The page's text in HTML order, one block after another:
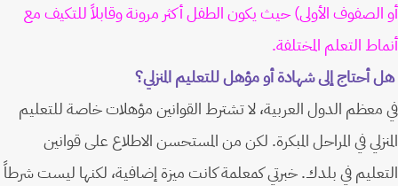
أو الصفوف الأولى) حيث يكون الطفل أكثر مرونة وقابلاً للتكيف مع
أنماط التعلم المختلفة.
هل أحتاج إلى شهادة أو مؤهل للتعليم المنزلي؟
في معظم الدول العربية، لا تشترط القوانين مؤهلات خاصة للتعليم
المنزلي في المراحل المبكرة. لكن من المستحسن الاطلاع على قوانين
التعليم في بلدك. خبرتي كمعلمة كانت ميزة إضافية، لكنها ليست شرطاً